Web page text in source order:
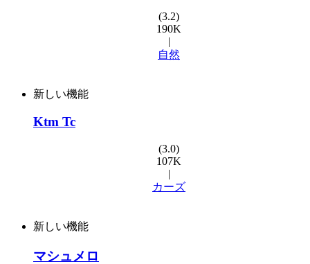
(3.2)
190K
|
自然
新しい機能
Ktm Tc
(3.0)
107K
|
カーズ
新しい機能
マシュメロ